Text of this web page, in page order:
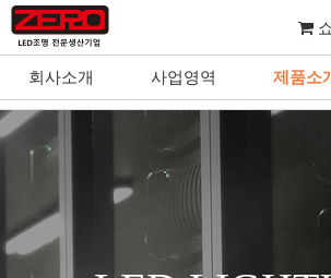
회사소개 사업영역 제품소
회사소개 사업영역 제품소